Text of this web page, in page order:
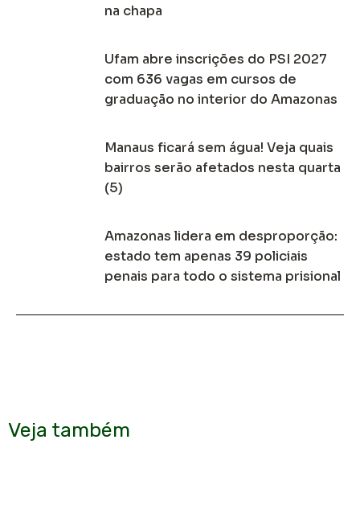
na chapa
Ufam abre inscrições do PSI 2027
com 636 vagas em cursos de
graduação no interior do Amazonas
Manaus ficará sem água! Veja quais
bairros serão afetados nesta quarta
(5)
Amazonas lidera em desproporção:
estado tem apenas 39 policiais
penais para todo o sistema prisional
Veja também